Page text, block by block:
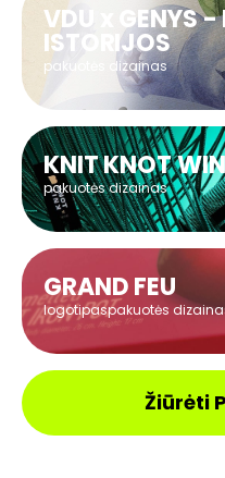
VDU x GENYS -
ISTORIJOS
pakuotės dizainas
KNIT KNOT
pakuotės dizainas
GRAND FEU
logotipaspakuotės
Žiūrėti